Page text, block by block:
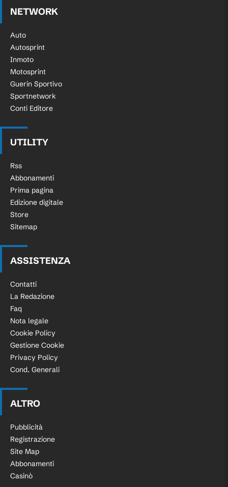
NETWORK
Auto
Autosprint
Inmoto
Motosprint
Guerin Sportivo
Sportnetwork
Conti Editore
UTILITY
Rss
Abbonamenti
Prima pagina
Edizione digitale
Store
Sitemap
ASSISTENZA
Contatti
La Redazione
Faq
Nota legale
Cookie Policy
Gestione Cookie
Privacy Policy
Cond. Generali
ALTRO
Pubblicità
Registrazione
Site Map
Abbonamenti
Casinò